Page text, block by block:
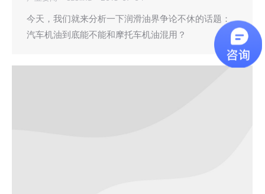
今天，我们就来分析一下润滑油界争论不休的话题：
汽车机油到底能不能和摩托车机油混用？